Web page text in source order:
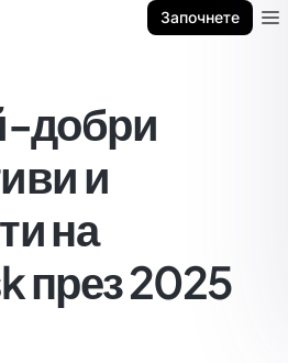
Започнете
добри
и
на
през 2025